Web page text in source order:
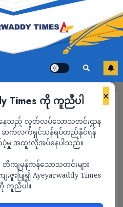
×
Times ကို ကူညီပါ
သည့် လွတ်လပ်သောသတင်းဌာန
ဆက်လက်ရှင်သန်ရပ်တည်နိုင်ရန်
အထူးလိုအပ်နေပါသည်။
ကျမှန်ကန်သောသတင်းများ
းပြု၍ Ayeyarwaddy Times
ကူညီပါ။